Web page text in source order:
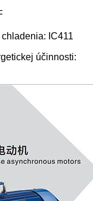
IC411
účinnosti: